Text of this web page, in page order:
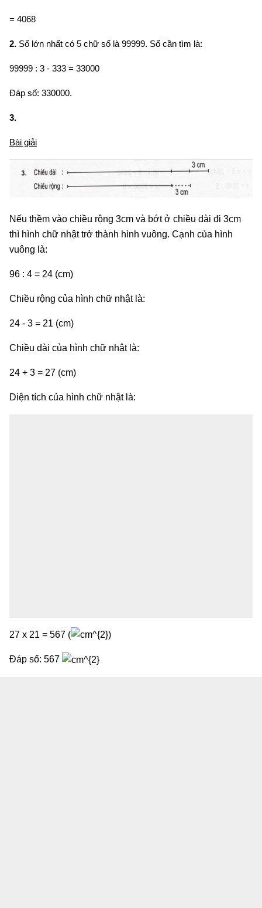
= 4068
2. Số lớn nhất có 5 chữ số là 99999. Số cần tìm là:
99999 : 3 - 333 = 33000
Đáp số: 330000.
3.
Bài giải
Nếu thềm vào chiều rộng 3cm và bớt ở chiều dài đi 3cm
thì hình chữ nhật trở thành hình vuông. Cạnh của hình
vuông là:
96 : 4 = 24 (cm)
Chiều rộng của hình chữ nhật là:
24 - 3 = 21 (cm)
Chiều dài của hình chữ nhật là:
24 + 3 = 27 (cm)
Diện tích của hình chữ nhật là:
27 x 21 = 567 ( )
Đáp số: 567